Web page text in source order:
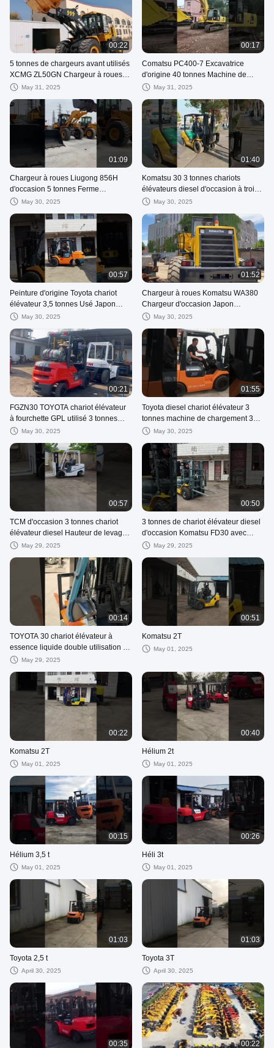
00:22
5 tonnes de chargeurs avant utilisés
XCMG ZL50GN Chargeur à roues
Bonne performance
May 31, 2025
00:17
Comatsu PC400-7 Excavatrice
d'origine 40 tonnes Machine de
creusement Grandes machines de
May 31, 2025
01:09
Chargeur à roues Liugong 856H
d'occasion 5 tonnes Ferme
d'élevage de montagne Chargeur à
May 30, 2025
01:40
Komatsu 30 3 tonnes chariots
élévateurs diesel d'occasion à trois
étages et avec changement latéral
May 30, 2025
00:57
Peinture d'origine Toyota chariot
élévateur 3,5 tonnes Usé Japon
Original machine d'occasion
May 30, 2025
01:52
Chargeur à roues Komatsu WA380
Chargeur d'occasion Japon
Machine d'origine 3,1 Cbm Capacité
May 30, 2025
00:21
FGZN30 TOYOTA chariot élévateur
à fourchette GPL utilisé 3 tonnes
machine de levage de fourchette
May 30, 2025
01:55
Toyota diesel chariot élévateur 3
tonnes machine de chargement 3
mètres étape standard Toyota
May 30, 2025
00:57
TCM d'occasion 3 tonnes chariot
élévateur diesel Hauteur de levage
4,5 mètres Trois cerfs Couleur
May 29, 2025
00:50
3 tonnes de chariot élévateur diesel
d'occasion Komatsu FD30 avec
poids du siège de l'opérateur
May 29, 2025
00:14
TOYOTA 30 chariot élévateur à
essence liquide double utilisation du
pétrole et du gaz Toyota chariot
May 29, 2025
00:51
Komatsu 2T
May 01, 2025
00:22
Komatsu 2T
May 01, 2025
00:40
Hélium 2t
May 01, 2025
00:15
Hélium 3,5 t
May 01, 2025
00:26
Héli 3t
May 01, 2025
01:03
Toyota 2,5 t
April 30, 2025
01:03
Toyota 3T
April 30, 2025
00:35 00:22